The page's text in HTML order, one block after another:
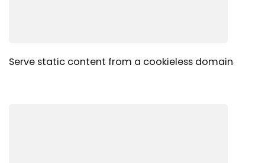
Serve static content from a cookieless domain